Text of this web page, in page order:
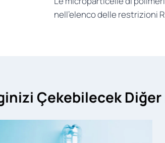
articoli
nell’elenco delle restrizioni
Çekebilecek